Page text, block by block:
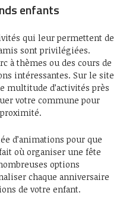
enfants
qui leur permettent de
sont privilégiées.
à thèmes ou des cours de
intéressantes. Sur le site
multitude d’activités près
votre commune pour
d’animations pour que
où organiser une fête
options
chaque anniversaire
de votre enfant.